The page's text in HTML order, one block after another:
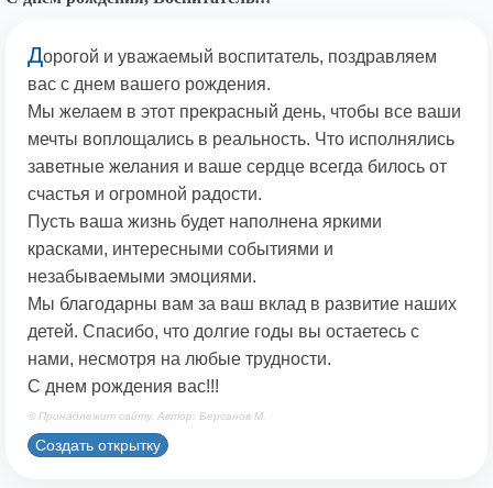
Дорогой и уважаемый воспитатель, поздравляем
вас с днем вашего рождения.
Мы желаем в этот прекрасный день, чтобы все ваши
мечты воплощались в реальность. Что исполнялись
заветные желания и ваше сердце всегда билось от
счастья и огромной радости.
Пусть ваша жизнь будет наполнена яркими
красками, интересными событиями и
незабываемыми эмоциями.
Мы благодарны вам за ваш вклад в развитие наших
детей. Спасибо, что долгие годы вы остаетесь с
нами, несмотря на любые трудности.
С днем рождения вас!!!
© Принадлежит сайту. Автор: Берсанов М.
Создать открытку